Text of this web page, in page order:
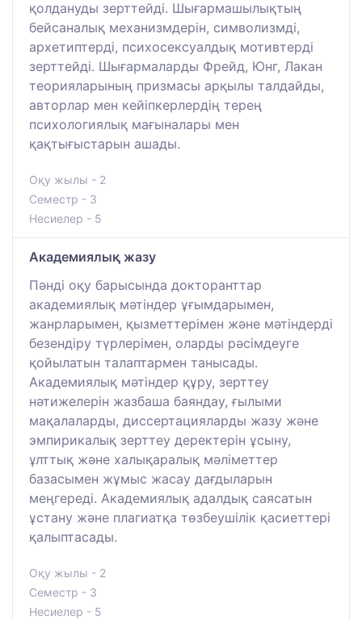
қолдануды зерттейді. Шығармашылықтың
бейсаналық механизмдерін, символизмді,
архетиптерді, психосексуалдық мотивтерді
зерттейді. Шығармаларды Фрейд, Юнг, Лакан
теорияларының призмасы арқылы талдайды,
авторлар мен кейіпкерлердің терең
психологиялық мағыналары мен
қақтығыстарын ашады.
Оқу жылы - 2
Семестр - 3
Несиелер - 5
Академиялық жазу
Пәнді оқу барысында докторанттар
академиялық мәтіндер ұғымдарымен,
жанрларымен, қызметтерімен және мәтіндерді
безендіру түрлерімен, оларды рәсімдеуге
қойылатын талаптармен танысады.
Академиялық мәтіндер құру, зерттеу
нәтижелерін жазбаша баяндау, ғылыми
мақалаларды, диссертацияларды жазу және
эмпирикалық зерттеу деректерін ұсыну,
ұлттық және халықаралық мәліметтер
базасымен жұмыс жасау дағдыларын
меңгереді. Академиялық адалдық саясатын
ұстану және плагиатқа төзбеушілік қасиеттері
қалыптасады.
Оқу жылы - 2
Семестр - 3
Несиелер - 5